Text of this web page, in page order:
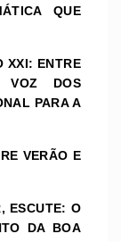
QUE
XXI: ENTRE
DOS
PARA A
VERÃO E
ESCUTE: O
DA BOA